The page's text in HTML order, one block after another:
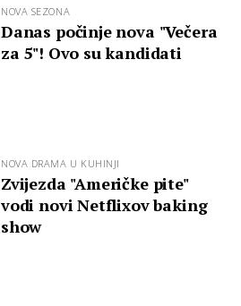
NOVA SEZONA
Danas počinje nova "Večera
za 5"! Ovo su kandidati
NOVA DRAMA U KUHINJI
Zvijezda "Američke pite"
vodi novi Netflixov baking
show